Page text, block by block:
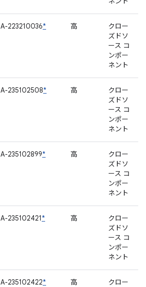
A-223210036* 高
クロー
ズドソ
ース コ
ンポー
ネント
A-235102508* 高
クロー
ズドソ
ース コ
ンポー
ネント
A-235102899* 高
クロー
ズドソ
ース コ
ンポー
ネント
A-235102421* 高
クロー
ズドソ
ース コ
ンポー
ネント
A-235102422* 高
クロー